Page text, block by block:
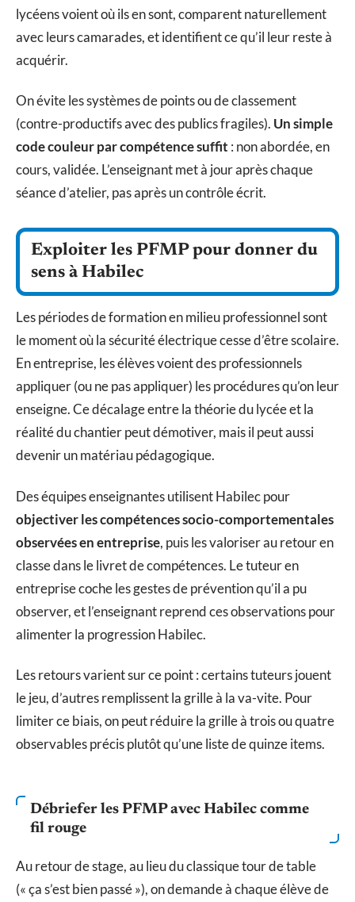
lycéens voient où ils en sont, comparent naturellement
avec leurs camarades, et identifient ce qu’il leur reste à
acquérir.
On évite les systèmes de points ou de classement
(contre-productifs avec des publics fragiles). Un simple
code couleur par compétence suffit : non abordée, en
cours, validée. L’enseignant met à jour après chaque
séance d’atelier, pas après un contrôle écrit.
Exploiter les PFMP pour donner du
sens à Habilec
Les périodes de formation en milieu professionnel sont
le moment où la sécurité électrique cesse d’être scolaire.
En entreprise, les élèves voient des professionnels
appliquer (ou ne pas appliquer) les procédures qu’on leur
enseigne. Ce décalage entre la théorie du lycée et la
réalité du chantier peut démotiver, mais il peut aussi
devenir un matériau pédagogique.
Des équipes enseignantes utilisent Habilec pour
objectiver les compétences socio-comportementales
observées en entreprise, puis les valoriser au retour en
classe dans le livret de compétences. Le tuteur en
entreprise coche les gestes de prévention qu’il a pu
observer, et l’enseignant reprend ces observations pour
alimenter la progression Habilec.
Les retours varient sur ce point : certains tuteurs jouent
le jeu, d’autres remplissent la grille à la va-vite. Pour
limiter ce biais, on peut réduire la grille à trois ou quatre
observables précis plutôt qu’une liste de quinze items.
Débriefer les PFMP avec Habilec comme
fil rouge
Au retour de stage, au lieu du classique tour de table
(« ça s’est bien passé »), on demande à chaque élève de